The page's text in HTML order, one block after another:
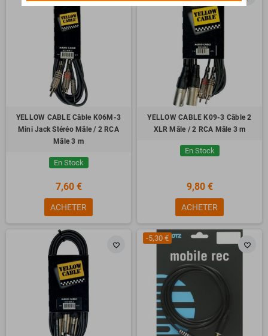
YELLOW CABLE Câble K06M-3
Mini Jack Stéréo Mâle / 2 RCA
Mâle 3 m
En Stock
7,60 €
ACHETER
YELLOW CABLE K09-3 Câble 2
XLR Mâle / 2 RCA Mâle 3 m
En Stock
9,80 €
ACHETER
favorite_border favorite_border
-5,30 €